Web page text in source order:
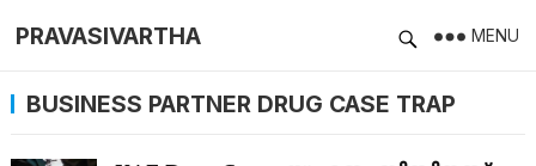
PRAVASIVARTHA MENU
BUSINESS PARTNER DRUG CASE TRAP